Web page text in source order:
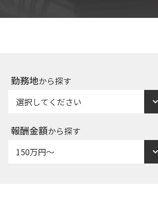
勤務地から探す
報酬金額から探す